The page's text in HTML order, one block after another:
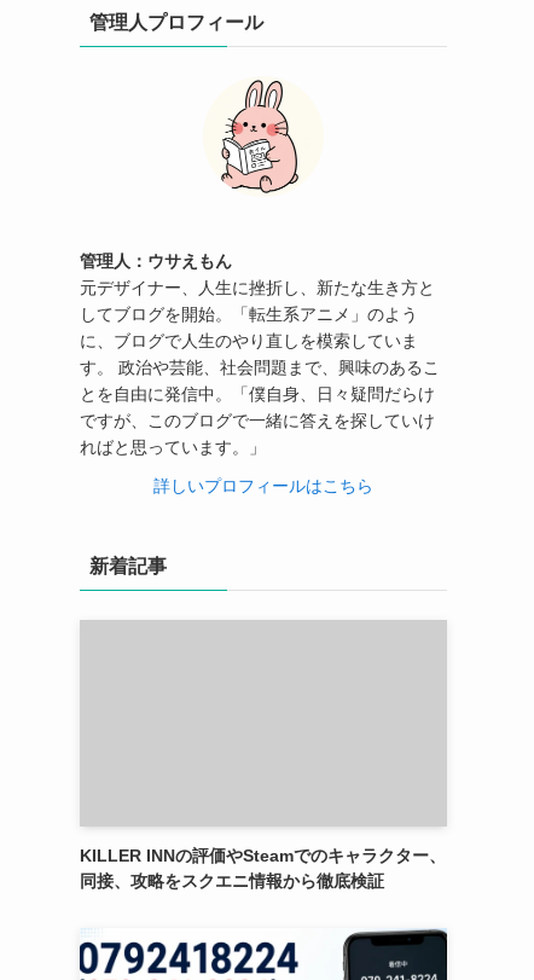
管理人プロフィール
管理人：ウサえもん
元デザイナー、人生に挫折し、新たな生き方と
してブログを開始。「転生系アニメ」のよう
に、ブログで人生のやり直しを模索していま
す。 政治や芸能、社会問題まで、興味のあるこ
とを自由に発信中。「僕自身、日々疑問だらけ
ですが、このブログで一緒に答えを探していけ
ればと思っています。」
詳しいプロフィールはこちら
新着記事
KILLER INNの評価やSteamでのキャラクター、
同接、攻略をスクエニ情報から徹底検証